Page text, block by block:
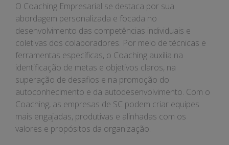
O Coaching Empresarial se destaca por sua
abordagem personalizada e focada no
desenvolvimento das competências individuais e
coletivas dos colaboradores. Por meio de técnicas e
ferramentas específicas, o Coaching auxilia na
identificação de metas e objetivos claros, na
superação de desafios e na promoção do
autoconhecimento e da autodesenvolvimento. Com o
Coaching, as empresas de SC podem criar equipes
mais engajadas, produtivas e alinhadas com os
valores e propósitos da organização.